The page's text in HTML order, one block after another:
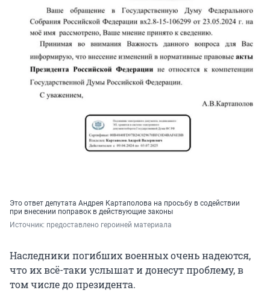
Это ответ депутата Андрея Картаполова на просьбу в содействии
при внесении поправок в действующие законы
Источник: предоставлено героиней материала
Наследники погибших военных очень надеются,
что их всё-таки услышат и донесут проблему, в
том числе до президента.